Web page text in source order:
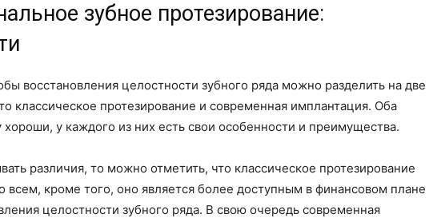
зубное протезирование:
восстановления целостности зубного ряда можно разделить на две
классическое протезирование и современная имплантация. Оба
хороши, у каждого из них есть свои особенности и преимущества.
различия, то можно отметить, что классическое протезирование
всем, кроме того, оно является более доступным в финансовом плане
целостности зубного ряда. В свою очередь современная